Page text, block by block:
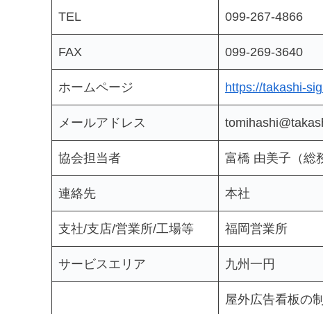
TEL 099-267-4866
FAX 099-269-3640
ホームページ https://takashi-
メールアドレス
協会担当者 富橋 由美子（総
連絡先 本社
支社/支店/営業所/工場等 福岡営業所
サービスエリア 九州一円
屋外広告看板の